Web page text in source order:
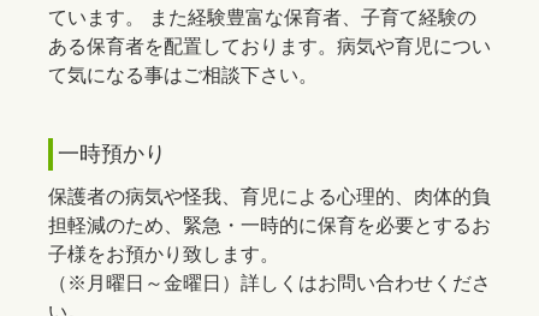
ています。 また経験豊富な保育者、子育て経験の
ある保育者を配置しております。病気や育児につい
て気になる事はご相談下さい。
一時預かり
保護者の病気や怪我、育児による心理的、肉体的負
担軽減のため、緊急・一時的に保育を必要とするお
子様をお預かり致します。
（※月曜日～金曜日）詳しくはお問い合わせくださ
い。